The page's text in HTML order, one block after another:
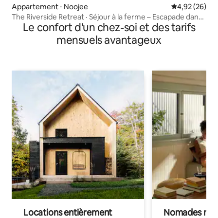
Appartement ⋅ Noojee Évaluation
4,92 (26)
The Riverside Retreat · Séjour à la ferme – Escapade dans
la nature
Le confort d'un chez-soi et des tarifs
mensuels avantageux
Locations entièrement Nomades